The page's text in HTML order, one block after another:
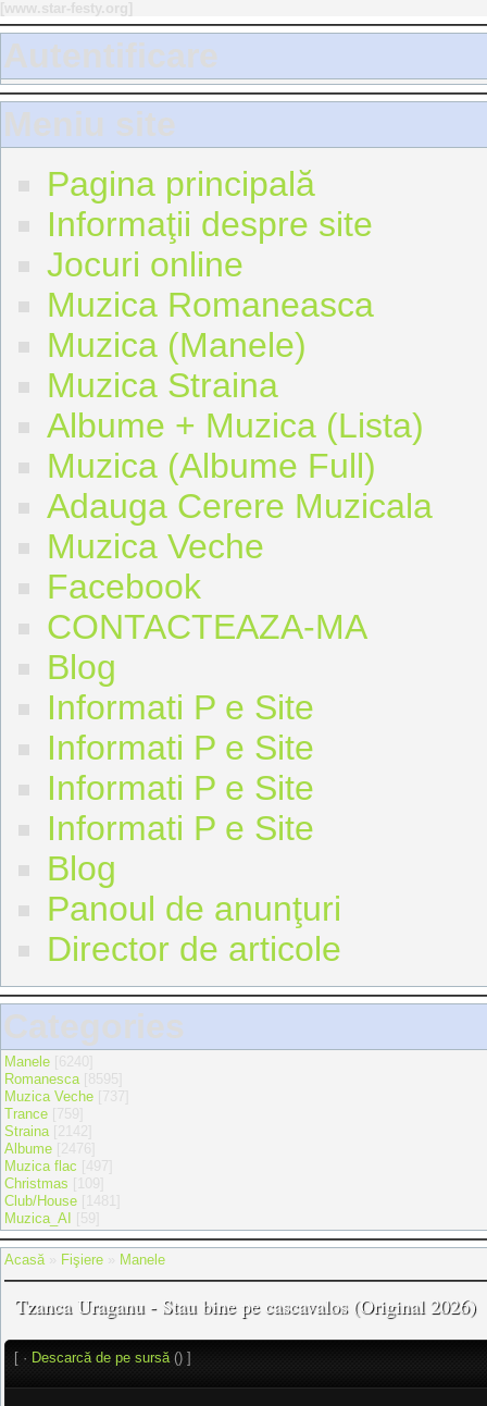
Autentificare
Meniu site
Pagina principală
Informaţii despre site
Jocuri online
Muzica Romaneasca
Muzica (Manele)
Muzica Straina
Albume + Muzica (Lista)
Muzica (Albume Full)
Adauga Cerere Muzicala
Muzica Veche
Facebook
CONTACTEAZA-MA
Blog
Informati P e Site
Informati P e Site
Informati P e Site
Informati P e Site
Blog
Panoul de anunţuri
Director de articole
Categories
Manele
Romanesca
Muzica Veche
Trance
Straina
Albume
Muzica flac
Christmas
Club/House
Muzica_AI
Acasă» Fişiere Manele
Tzanca Uraganu - Stau bine pe cascavalos (Original 2026)
[ · Descarcă de pe sursă() ]